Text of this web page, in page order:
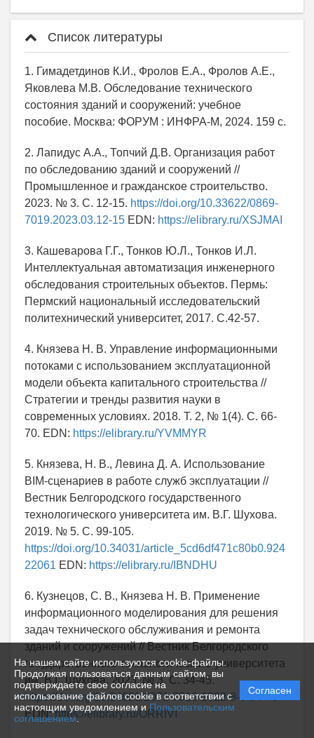
На нашем сайте используются cookie-файлы.
Продолжая пользоваться данным сайтом, вы
подтверждаете свое согласие на
использование файлов cookie в соответствии с
настоящим уведомлением иПользовательским
соглашением.
Согласен
Список литературы
1. Гимадетдинов К.И., Фролов Е.А., Фролов А.Е.,
Яковлева М.В. Обследование технического
состояния зданий и сооружений: учебное
пособие. Москва: ФОРУМ : ИНФРА-М, 2024. 159 с.
2. Лапидус А.А., Топчий Д.В. Организация работ
по обследованию зданий и сооружений //
Промышленное и гражданское строительство.
2023. № 3. С. 12-15. https://doi.org/10.33622/0869-
7019.2023.03.12-15 EDN: https://elibrary.ru/XSJMAI
3. Кашеварова Г.Г., Тонков Ю.Л., Тонков И.Л.
Интеллектуальная автоматизация инженерного
обследования строительных объектов. Пермь:
Пермский национальный исследовательский
политехнический университет, 2017. С.42-57.
4. Князева Н. В. Управление информационными
потоками с использованием эксплуатационной
модели объекта капитального строительства //
Стратегии и тренды развития науки в
современных условиях. 2018. Т. 2, № 1(4). С. 66-
70. EDN: https://elibrary.ru/YVMMYR
5. Князева, Н. В., Левина Д. А. Использование
BIM-сценариев в работе служб эксплуатации //
Вестник Белгородского государственного
технологического университета им. В.Г. Шухова.
2019. № 5. С. 99-105.
https://doi.org/10.34031/article_5cd6df471c80b0.924
22061 EDN: https://elibrary.ru/IBNDHU
6. Кузнецов, С. В., Князева Н. В. Применение
информационного моделирования для решения
задач технического обслуживания и ремонта
зданий и сооружений // Вестник Белгородского
государственного технологического университета
им. В.Г. Шухова. 2023. № 3. С. 34-45.
https://doi.org/10.34031/2071-7318-2022-8-3-34-45
EDN:https://elibrary.ru/ORRIVI